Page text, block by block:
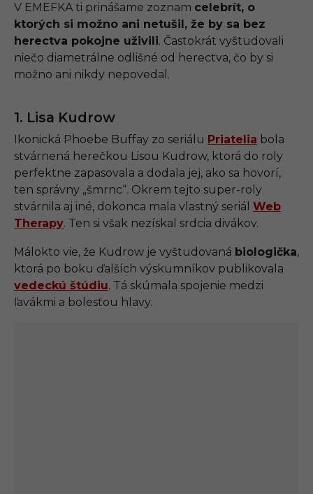
V EMEFKA ti prinášame zoznam celebrít, o
ktorých si možno ani netušil, že by sa bez
herectva pokojne uživili. Častokrát vyštudovali
niečo diametrálne odlišné od herectva, čo by si
možno ani nikdy nepovedal.
1. Lisa Kudrow
Ikonická Phoebe Buffay zo seriálu Priatelia bola
stvárnená herečkou Lisou Kudrow, ktorá do roly
perfektne zapasovala a dodala jej, ako sa hovorí,
ten správny „šmrnc“. Okrem tejto super-roly
stvárnila aj iné, dokonca mala vlastný seriál Web
Therapy. Ten si však nezískal srdcia divákov.
Málokto vie, že Kudrow je vyštudovaná biologička,
ktorá po boku ďalších výskumníkov publikovala
vedeckú štúdiu. Tá skúmala spojenie medzi
ľavákmi a bolesťou hlavy.